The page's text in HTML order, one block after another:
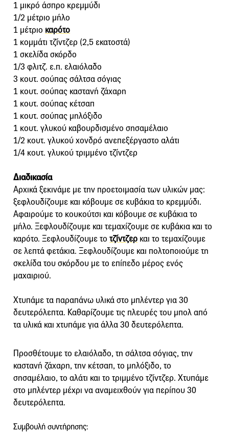
1 μικρό άσπρο κρεμμύδι
1/2 μέτριο μήλο
1 μέτριο καρότο
1 κομμάτι τζίντζερ (2,5 εκατοστά)
1 σκελίδα σκόρδο
1/3 φλιτζ. ε.π. ελαιόλαδο
3 κουτ. σούπας σάλτσα σόγιας
1 κουτ. σούπας καστανή ζάχαρη
1 κουτ. σούπας κέτσαπ
1 κουτ. σούπας μηλόξιδο
1 κουτ. γλυκού καβουρδισμένο σησαμέλαιο
1/2 κουτ. γλυκού χονδρό ανεπεξέργαστο αλάτι
1/4 κουτ. γλυκού τριμμένο τζίντζερ
Διαδικασία
Αρχικά ξεκινάμε με την προετοιμασία των υλικών μας:
ξεφλουδίζουμε και κόβουμε σε κυβάκια το κρεμμύδι.
Αφαιρούμε το κουκούτσι και κόβουμε σε κυβάκια το
μήλο. Ξεφλουδίζουμε και τεμαχίζουμε σε κυβάκια και το
καρότο. Ξεφλουδίζουμε το τζίντζερ και το τεμαχίζουμε
σε λεπτά φετάκια. Ξεφλουδίζουμε και πολτοποιούμε τη
σκελίδα του σκόρδου με το επίπεδο μέρος ενός
μαχαιριού.
Χτυπάμε τα παραπάνω υλικά στο μπλέντερ για 30
δευτερόλεπτα. Καθαρίζουμε τις πλευρές του μπολ από
τα υλικά και χτυπάμε για άλλα 30 δευτερόλεπτα.
Προσθέτουμε το ελαιόλαδο, τη σάλτσα σόγιας, την
καστανή ζάχαρη, την κέτσαπ, το μηλόξιδο, το
σησαμέλαιο, το αλάτι και το τριμμένο τζίντζερ. Χτυπάμε
στο μπλέντερ μέχρι να αναμειχθούν για περίπου 30
δευτερόλεπτα.
Συμβουλή συντήρησης: